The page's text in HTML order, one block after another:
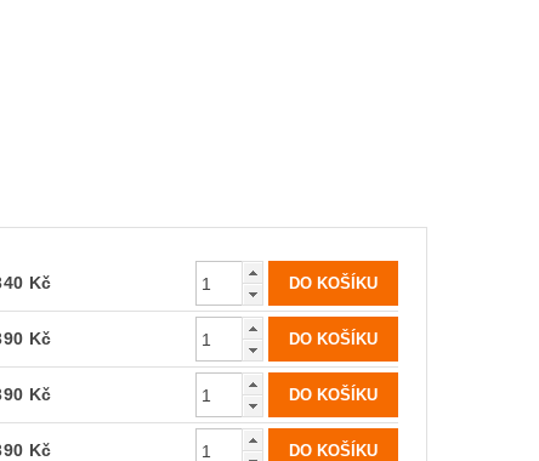
Kč
Kč
Kč
Kč